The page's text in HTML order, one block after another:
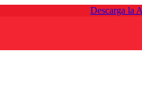
Descarga la